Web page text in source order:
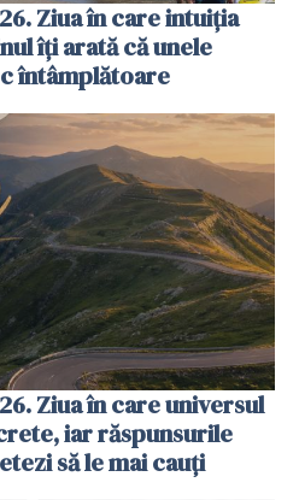
Ziua în care intuiția
îți arată că unele
întâmplătoare
Ziua în care universul
iar răspunsurile
să le mai cauți